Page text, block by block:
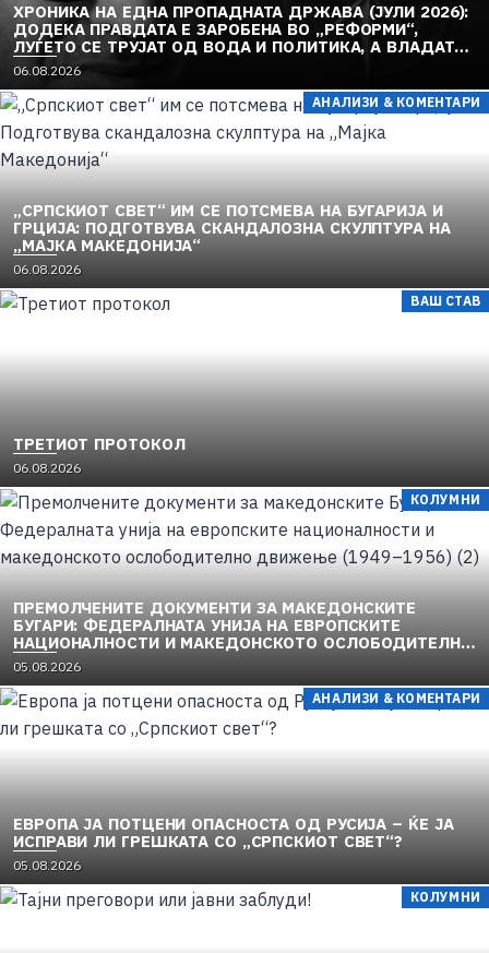
ХРОНИКА НА ЕДНА ПРОПАДНАТА ДРЖАВА (ЈУЛИ 2026):
ДОДЕКА ПРАВДАТА Е ЗАРОБЕНА ВО „РЕФОРМИ“,
ЛУЃЕТО СЕ ТРУЈАТ ОД ВОДА И ПОЛИТИКА, А ВЛАДАТА
И ОПОЗИЦИЈАТА СЕ „РЕКОНСТРУИРААТ“ – ЗЕМЈАТА
ТОНЕ ВО „ДОСТОИНСТВО“ И МОЛЧИ ПРЕД УКРАИНА
06.08.2026
АНАЛИЗИ & КОМЕНТАРИ
„СРПСКИОТ СВЕТ“ ИМ СЕ ПОТСМЕВА НА БУГАРИЈА И
ГРЦИЈА: ПОДГОТВУВА СКАНДАЛОЗНА СКУЛПТУРА НА
„МАЈКА МАКЕДОНИЈА“
06.08.2026
ВАШ СТАВ
ТРЕТИОТ ПРОТОКОЛ
06.08.2026
КОЛУМНИ
ПРЕМОЛЧЕНИТЕ ДОКУМЕНТИ ЗА МАКЕДОНСКИТЕ
БУГАРИ: ФЕДЕРАЛНАТА УНИЈА НА ЕВРОПСКИТЕ
НАЦИОНАЛНОСТИ И МАКЕДОНСКОТО ОСЛОБОДИТЕЛНО
ДВИЖЕЊЕ (1949–1956) (2)
05.08.2026
АНАЛИЗИ & КОМЕНТАРИ
ЕВРОПА ЈА ПОТЦЕНИ ОПАСНОСТА ОД РУСИЈА – ЌЕ ЈА
ИСПРАВИ ЛИ ГРЕШКАТА СО „СРПСКИОТ СВЕТ“?
05.08.2026
КОЛУМНИ